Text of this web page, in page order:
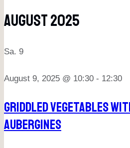
August 2025
Sa. 9
August 9, 2025 @ 10:30 - 12:30
Griddled Vegetables
Aubergines